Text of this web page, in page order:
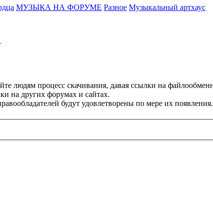
МУЗЫКА НА ФОРУМЕ Разное Музыкальный артхаус
людям процесс скачивания, давая ссылки на
на других форумах и сайтах.
будут удовлетворены по мере их появления.